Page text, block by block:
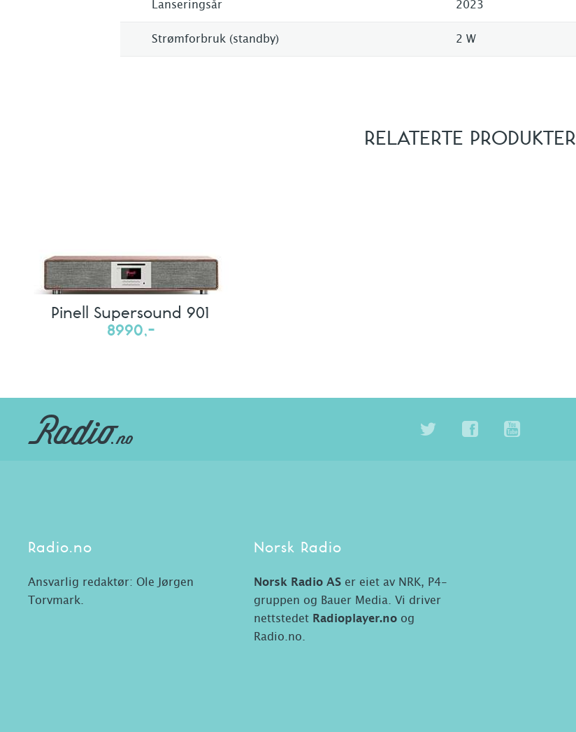
Lanseringsår 2023
Strømforbruk (standby) 2 W
RELATERTE PRODUKTER
Pinell Supersound 901
8990,-
Radio.no
Ansvarlig redaktør: Ole Jørgen
Torvmark.
Norsk Radio
Norsk Radio AS er eiet av NRK, P4-
gruppen og Bauer Media. Vi driver
nettstedet Radioplayer.no og
Radio.no.